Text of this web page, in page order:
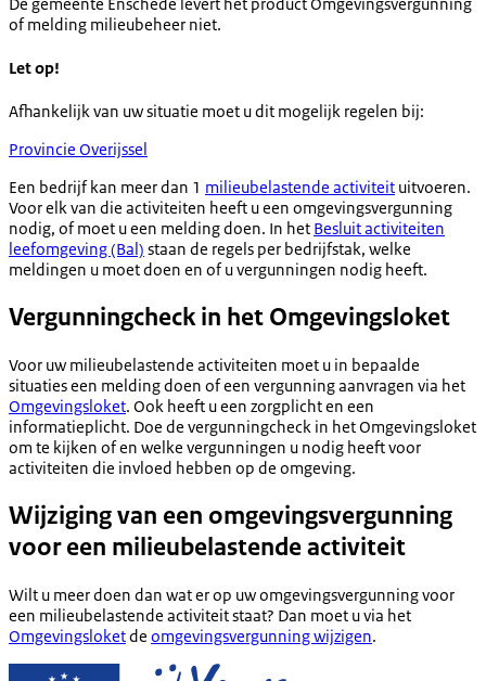
of melding milieubeheer niet.
Let op!
Afhankelijk van uw situatie moet u dit mogelijk regelen bij:
Provincie Overijssel
Een bedrijf kan meer dan 1 milieubelastende activiteit uitvoeren.
Voor elk van die activiteiten heeft u een omgevingsvergunning
nodig, of moet u een melding doen. In het Besluit activiteiten
leefomgeving (Bal) staan de regels per bedrijfstak, welke
meldingen u moet doen en of u vergunningen nodig heeft.
Vergunningcheck in het Omgevingsloket
Voor uw milieubelastende activiteiten moet u in bepaalde
situaties een melding doen of een vergunning aanvragen via het
Omgevingsloket. Ook heeft u een zorgplicht en een
informatieplicht. Doe de vergunningcheck in het Omgevingsloket
om te kijken of en welke vergunningen u nodig heeft voor
activiteiten die invloed hebben op de omgeving.
Wijziging van een omgevingsvergunning
voor een milieubelastende activiteit
Wilt u meer doen dan wat er op uw omgevingsvergunning voor
een milieubelastende activiteit staat? Dan moet u via het
Omgevingsloketde omgevingsvergunning wijzigen.